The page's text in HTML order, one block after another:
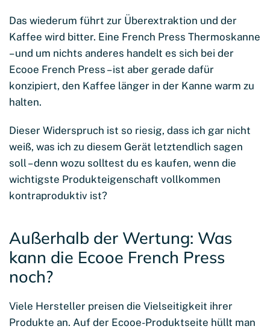
Das wiederum führt zur Überextraktion und der
Kaffee wird bitter. Eine French Press Thermoskanne
– und um nichts anderes handelt es sich bei der
Ecooe French Press – ist aber gerade dafür
konzipiert, den Kaffee länger in der Kanne warm zu
halten.
Dieser Widerspruch ist so riesig, dass ich gar nicht
weiß, was ich zu diesem Gerät letztendlich sagen
soll – denn wozu solltest du es kaufen, wenn die
wichtigste Produkteigenschaft vollkommen
kontraproduktiv ist?
Außerhalb der Wertung: Was
kann die Ecooe French Press
noch?
Viele Hersteller preisen die Vielseitigkeit ihrer
Produkte an. Auf der Ecooe-Produktseite hüllt man